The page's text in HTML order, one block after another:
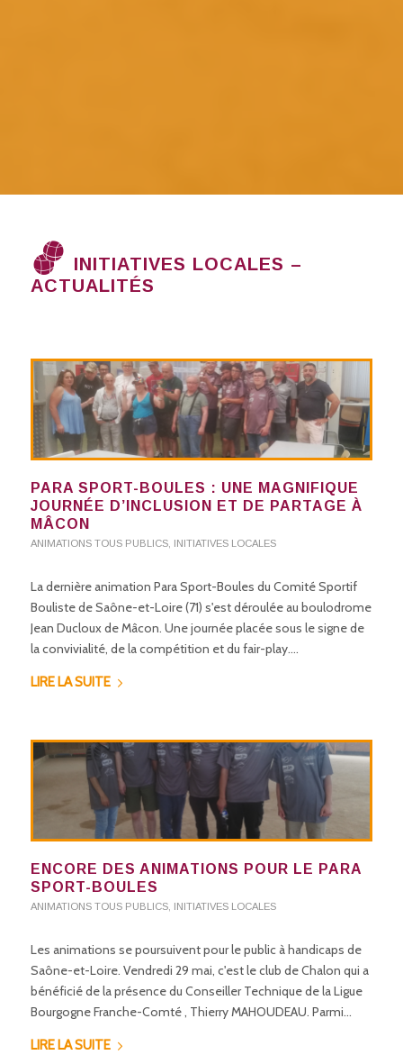
INITIATIVES LOCALES –
ACTUALITÉS
PARA SPORT-BOULES : UNE MAGNIFIQUE
JOURNÉE D’INCLUSION ET DE PARTAGE À
MÂCON
ANIMATIONS TOUS PUBLICS INITIATIVES LOCALES
La dernière animation Para Sport-Boules du Comité Sportif
Bouliste de Saône-et-Loire (71) s'est déroulée au boulodrome
Jean Ducloux de Mâcon. Une journée placée sous le signe de
la convivialité, de la compétition et du fair-play.…
LIRE LA SUITE
ENCORE DES ANIMATIONS POUR LE PARA
SPORT-BOULES
ANIMATIONS TOUS PUBLICS INITIATIVES LOCALES
Les animations se poursuivent pour le public à handicaps de
Saône-et-Loire. Vendredi 29 mai, c'est le club de Chalon qui a
bénéficié de la présence du Conseiller Technique de la Ligue
Bourgogne Franche-Comté , Thierry MAHOUDEAU. Parmi…
LIRE LA SUITE